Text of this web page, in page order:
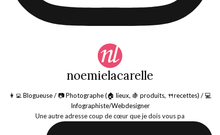
noemielacarelle
👩‍💻 Blogueuse / 📷 Photographe (🏠 lieux, 🍇 produits, 🍴recettes) / 💻
Infographiste/Webdesigner
Une autre adresse coup de cœur que je dois vous pa